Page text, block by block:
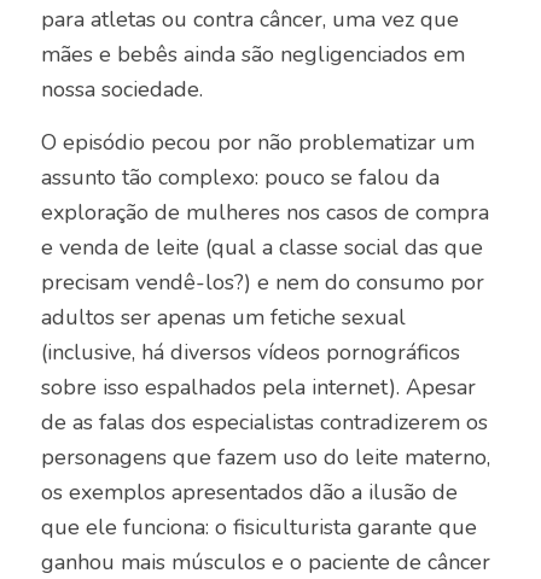
para atletas ou contra câncer, uma vez que
mães e bebês ainda são negligenciados em
nossa sociedade.
O episódio pecou por não problematizar um
assunto tão complexo: pouco se falou da
exploração de mulheres nos casos de compra
e venda de leite (qual a classe social das que
precisam vendê-los?) e nem do consumo por
adultos ser apenas um fetiche sexual
(inclusive, há diversos vídeos pornográficos
sobre isso espalhados pela internet). Apesar
de as falas dos especialistas contradizerem os
personagens que fazem uso do leite materno,
os exemplos apresentados dão a ilusão de
que ele funciona: o fisiculturista garante que
ganhou mais músculos e o paciente de câncer